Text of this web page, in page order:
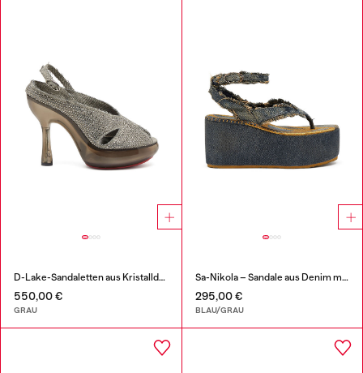
D-Lake-Sandaletten aus Kristalldenim und Plexiglas
550,00 €
GRAU
Sa-Nikola – Sandale aus Denim mit ausgefransten Details
295,00 €
BLAU/GRAU